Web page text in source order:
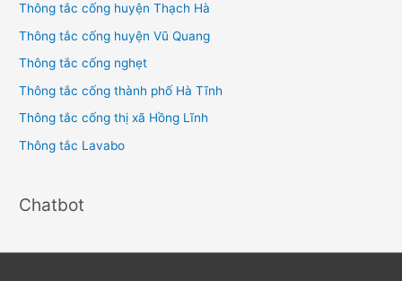
Thông tắc cống huyện Thạch Hà
Thông tắc cống huyện Vũ Quang
Thông tắc cống nghẹt
Thông tắc cống thành phố Hà Tĩnh
Thông tắc cống thị xã Hồng Lĩnh
Thông tắc Lavabo
Chatbot